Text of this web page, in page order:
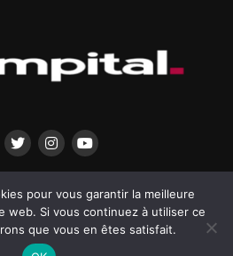
LÉGALES CONTACTEZ-NOUS
pour vous garantir la meilleure
web. Si vous continuez à utiliser ce
que vous en êtes satisfait.